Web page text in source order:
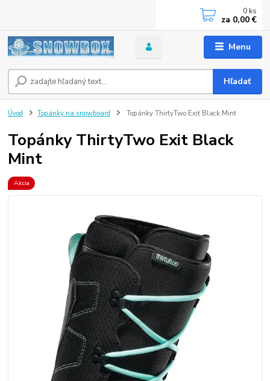
Menu
Hľadať
0 ks
za 0,00 €
Úvod Topánky na snowboard Topánky ThirtyTwo Exit Black Mint
Topánky ThirtyTwo Exit Black
Mint
Akcia